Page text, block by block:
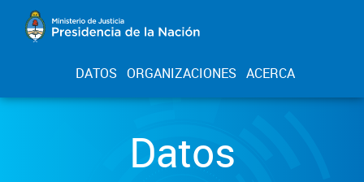
DATOS ORGANIZACIONES ACERCA
Datos